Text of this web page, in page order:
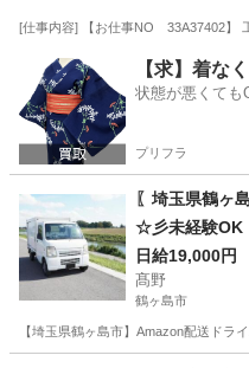
[仕事内容] 【お仕事NO 33A37402】
埼玉 飯能市 その他
【求】着な
状態が悪くても
プリフラ
〖埼玉県鶴ヶ
☆彡未経験OK
援も
日給19,000円
髙野
鶴ヶ島市
【埼玉県鶴ヶ島市】Amazon配送ド